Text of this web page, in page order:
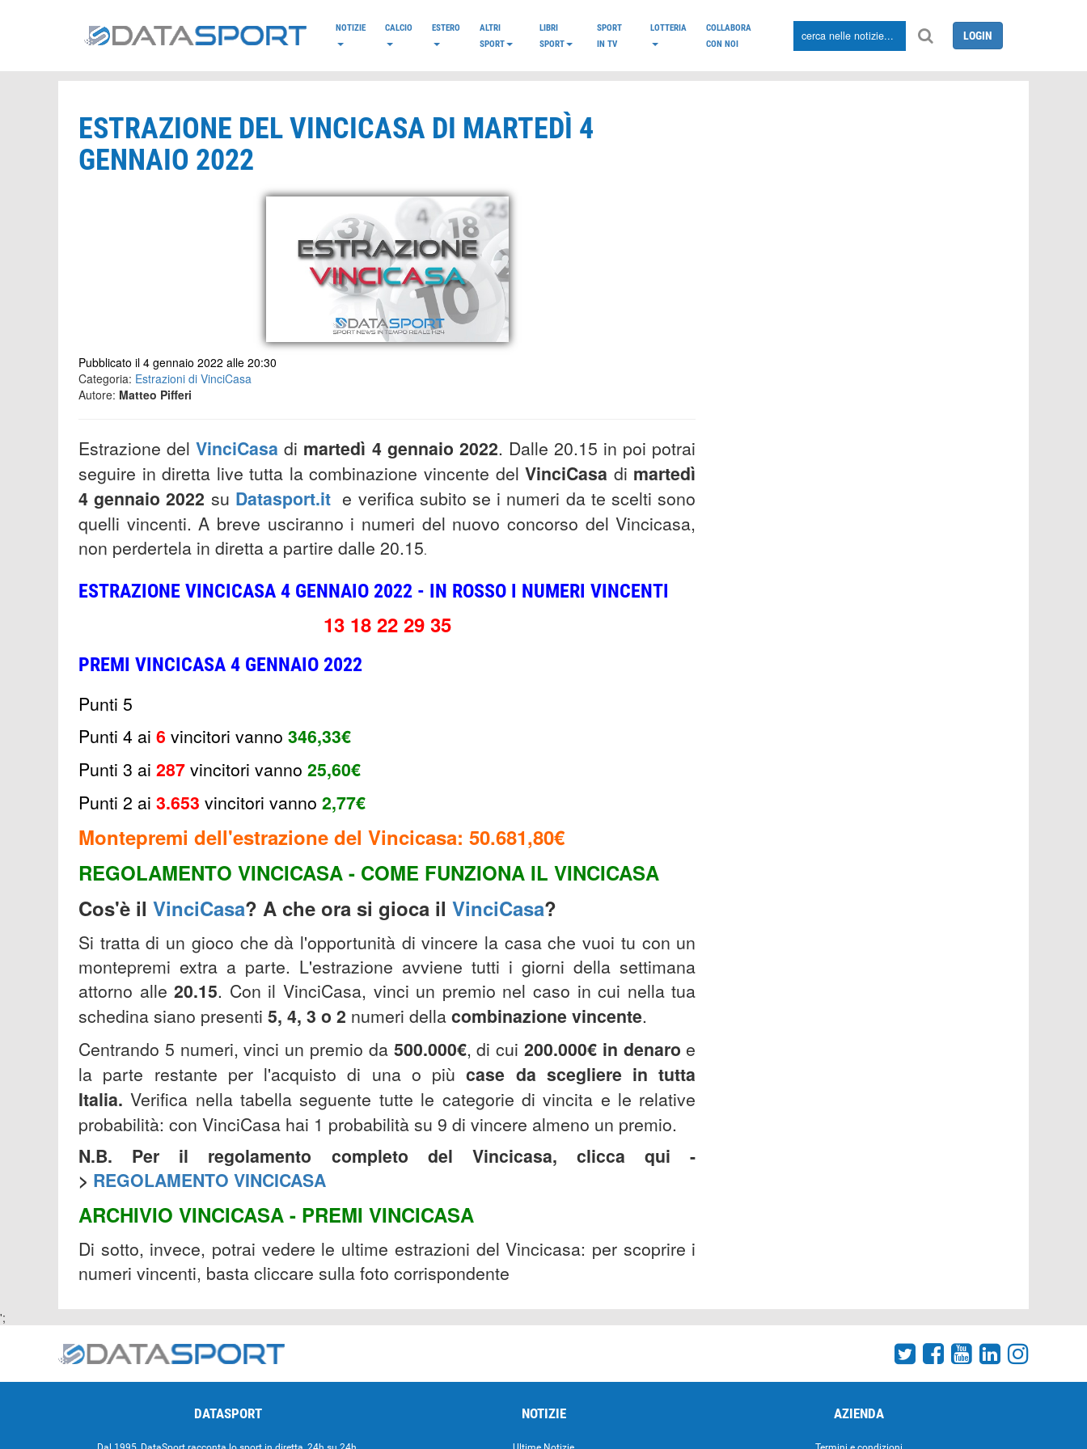
NOTIZIE CALCIO ESTERO
ALTRI
SPORT
LIBRI
SPORT
SPORT
IN TV
LOTTERIA
COLLABORA
CON NOI
LOGIN
ESTRAZIONE DEL VINCICASA DI MARTEDÌ 4
GENNAIO 2022
Pubblicato il 4 gennaio 2022 alle 20:30
Categoria: Estrazioni di VinciCasa
Autore: Matteo Pifferi
Estrazione delVinciCasa di martedì 4 gennaio 2022. Dalle 20.15 in poi potrai
seguire in diretta live tutta la combinazione vincente del VinciCasa di martedì
4 gennaio 2022 su Datasport.it e verifica subito se i numeri da te scelti sono
quelli vincenti. A breve usciranno i numeri del nuovo concorso del Vincicasa,
non perdertela in diretta a partire dalle 20.15.
ESTRAZIONE VINCICASA 4 GENNAIO 2022 - IN ROSSO I NUMERI VINCENTI
13 18 22 29 35
PREMI VINCICASA 4 GENNAIO 2022
Punti 5
Punti 4 ai 6 vincitori vanno 346,33€
Punti 3 ai 287 vincitori vanno 25,60€
Punti 2 ai 3.653 vincitori vanno 2,77€
Montepremi dell'estrazione del Vincicasa: 50.681,80€
REGOLAMENTO VINCICASA - COME FUNZIONA IL VINCICASA
Cos'è il VinciCasa? A che ora si gioca il VinciCasa?
Si tratta di un gioco che dà l'opportunità di vincere la casa che vuoi tu con un
montepremi extra a parte. L'estrazione avviene tutti i giorni della settimana
attorno alle20.15. Con il VinciCasa, vinci un premio nel caso in cui nella tua
schedina siano presenti 5, 4, 3 o 2 numeri della combinazionevincente.
Centrando 5 numeri, vinci un premio da 500.000€, di cui 200.000€ in denaroe
la parte restante per l'acquisto di una o piùcase da scegliere in tutta
Italia.Verifica nella tabella seguente tutte le categorie di vincita e le relative
probabilità: con VinciCasa hai 1 probabilità su 9 di vincere almeno un premio.
N.B. Per il regolamento completo del Vincicasa, clicca qui -
> REGOLAMENTO VINCICASA
ARCHIVIO VINCICASA - PREMI VINCICASA
Di sotto, invece, potrai vedere le ultime estrazioni del Vincicasa: per scoprire i
numeri vincenti, basta cliccare sulla foto corrispondente
';
DATASPORT NOTIZIE AZIENDA